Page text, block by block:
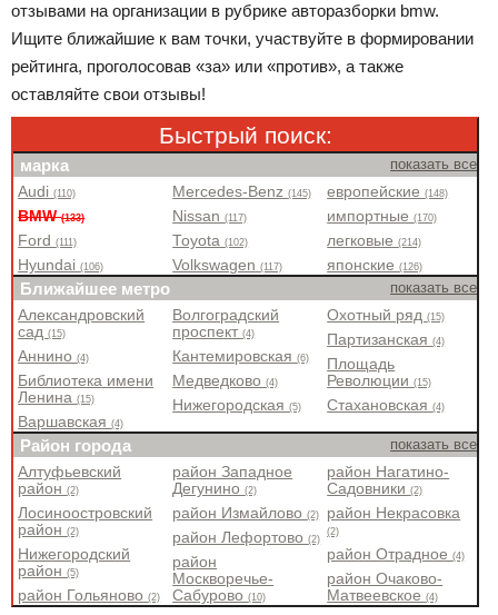
отзывами на организации в рубрике авторазборки bmw.
Ищите ближайшие к вам точки, участвуйте в формировании
рейтинга, проголосовав «за» или «против», а также
оставляйте свои отзывы!
Быстрый поиск:
марка показать все
Audi(110)
BMW(133)
Ford(111)
Hyundai(106)
Mercedes-Benz(145)
Nissan(117)
Toyota(102)
Volkswagen(117)
европейские(148)
импортные(170)
легковые(214)
японские(126)
Ближайшее метро показать все
Александровский
сад(15)
Аннино(4)
Библиотека имени
Ленина(15)
Варшавская(4)
Волгоградский
проспект(4)
Кантемировская(6)
Медведково(4)
Нижегородская(5)
Охотный ряд(15)
Партизанская(4)
Площадь
Революции(15)
Стахановская(4)
Район города показать все
Алтуфьевский
район(2)
Лосиноостровский
район(2)
Нижегородский
район(5)
район Гольяново(2)
район Западное
Дегунино(2)
район Измайлово(2)
район Лефортово(2)
район
Москворечье-
Сабурово(10)
район Нагатино-
Садовники(2)
район Некрасовка
(2)
район Отрадное(4)
район Очаково-
Матвеевское(4)